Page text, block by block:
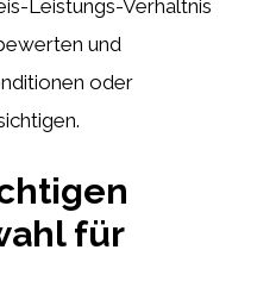
Leistungs-Verhältnis
und
oder
für